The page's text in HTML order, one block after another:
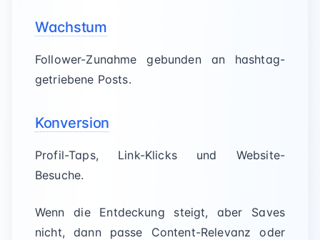
Wachstum
Follower-Zunahme gebunden an hashtag-
getriebene Posts.
Konversion
Profil-Taps, Link-Klicks und Website-
Besuche.
Wenn die Entdeckung steigt, aber Saves
nicht, dann passe Content-Relevanz oder